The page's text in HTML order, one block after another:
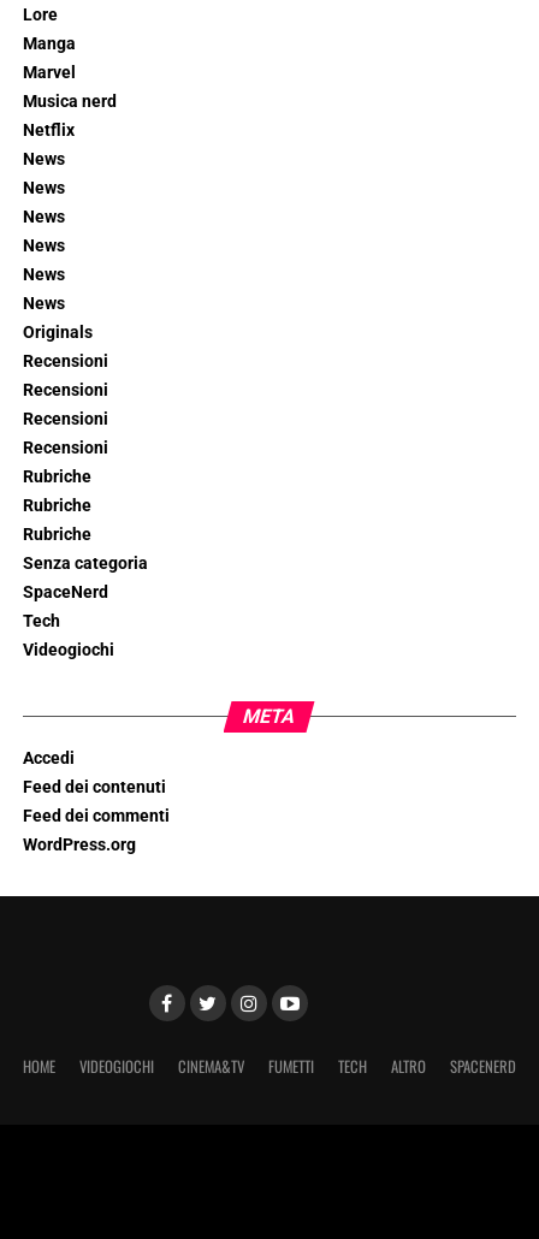
Lore
Manga
Marvel
Musica nerd
Netflix
News
News
News
News
News
News
Originals
Recensioni
Recensioni
Recensioni
Recensioni
Rubriche
Rubriche
Rubriche
Senza categoria
SpaceNerd
Tech
Videogiochi
META
Accedi
Feed dei contenuti
Feed dei commenti
WordPress.org
HOME VIDEOGIOCHI CINEMA&TV FUMETTI TECH ALTRO SPACENERD